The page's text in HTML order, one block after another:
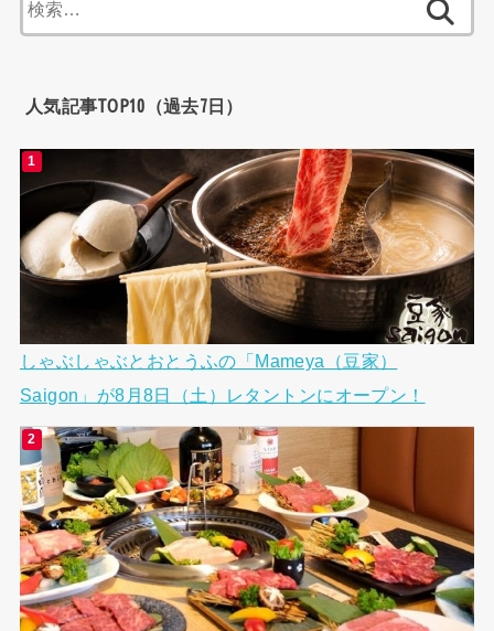
索:
人気記事TOP10（過去7日）
しゃぶしゃぶとおとうふの「Mameya（豆家）
Saigon」が8月8日（土）レタントンにオープン！